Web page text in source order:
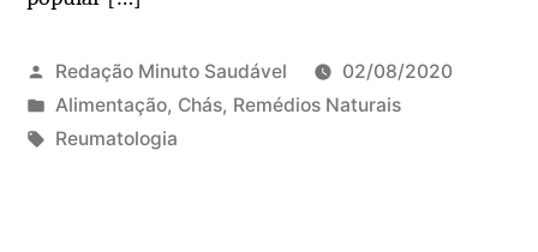
Redação Minuto Saudável
02/08/2020
P
u
Alimentação, Chás, Remédios Naturais
T
Reumatologia